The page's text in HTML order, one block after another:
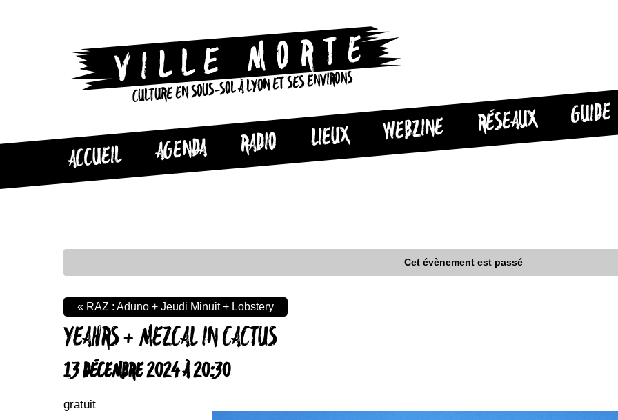
CULTURE EN SOUS-SOL À LYON ET SES ENVIRONS
ACCUEIL AGENDA RADIO LIEUX WEBZINE RÉSEAUX GUIDE
Cet évènement est passé
YEAHRS + MEZCAL IN CACTUS
13 DÉCEMBRE 2024 À 20:30
gratuit
« RAZ : Aduno + Jeudi Minuit + Lobstery